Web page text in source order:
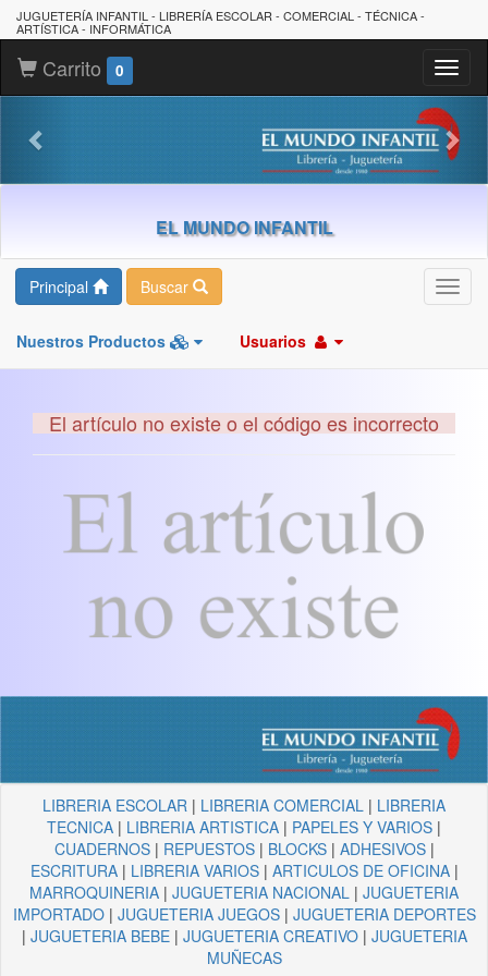
JUGUETERÍA INFANTIL - LIBRERÍA ESCOLAR - COMERCIAL - TÉCNICA -
ARTÍSTICA - INFORMÁTICA
Carrito 0
EL MUNDO INFANTIL
Principal Buscar
Nuestros Productos Usuarios
El artículo no existe o el código es incorrecto
LIBRERIA ESCOLAR | LIBRERIA COMERCIAL | LIBRERIA
TECNICA | LIBRERIA ARTISTICA | PAPELES Y VARIOS |
CUADERNOS| REPUESTOS| BLOCKS| ADHESIVOS|
ESCRITURA| LIBRERIA VARIOS| ARTICULOS DE OFICINA|
MARROQUINERIA | JUGUETERIA NACIONAL | JUGUETERIA
IMPORTADO| JUGUETERIA JUEGOS| JUGUETERIA DEPORTES
| JUGUETERIA BEBE| JUGUETERIA CREATIVO| JUGUETERIA
MUÑECAS